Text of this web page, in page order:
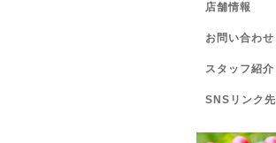
店舗情報
お問い合わせ
スタッフ紹介
SNSリンク先